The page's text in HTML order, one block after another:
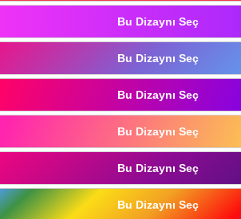
Bu Dizaynı Seç
Bu Dizaynı Seç
Bu Dizaynı Seç
Bu Dizaynı Seç
Bu Dizaynı Seç
Bu Dizaynı Seç